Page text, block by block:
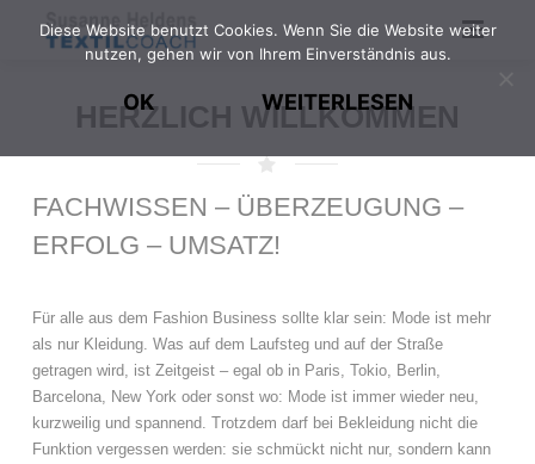
LEISTUNGEN
TRAINING
PERSÖNLICHES
KONTAKT
SCHNITTFORMEN.DE
HERZLICH WILLKOMMEN
FACHWISSEN – ÜBERZEUGUNG –
ERFOLG – UMSATZ!
Für alle aus dem Fashion Business sollte klar sein: Mode ist mehr
als nur Kleidung. Was auf dem Laufsteg und auf der Straße
getragen wird, ist Zeitgeist – egal ob in Paris, Tokio, Berlin,
Barcelona, New York oder sonst wo: Mode ist immer wieder neu,
kurzweilig und spannend. Trotzdem darf bei Bekleidung nicht die
Funktion vergessen werden: sie schmückt nicht nur, sondern kann
Diese Website benutzt Cookies. Wenn Sie die Website weiter
nutzen, gehen wir von Ihrem Einverständnis aus.
OK WEITERLESEN